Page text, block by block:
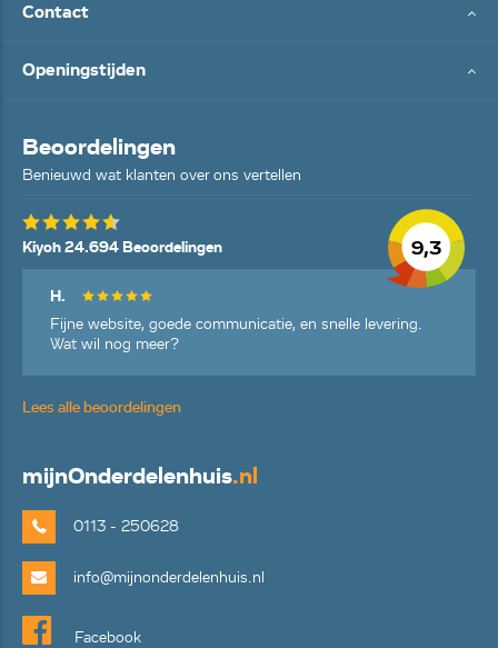
Contact
Openingstijden
Beoordelingen
Benieuwd wat klanten over ons vertellen
9,3
Kiyoh 24.694 Beoordelingen
H.
Fijne website, goede communicatie, en snelle levering.
Wat wil nog meer?
Lees alle beoordelingen
mijnOnderdelenhuis.nl
0113 - 250628
info@mijnonderdelenhuis.nl
Facebook